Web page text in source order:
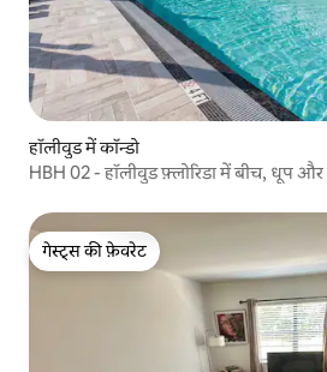
हॉलीवुड में कॉन्डो
HBH 02 - हॉलीवुड फ़्लोरिडा में बीच, धूप
गेस्ट्स की फ़ेवरेट
गेस्ट्स की फ़ेवरेट